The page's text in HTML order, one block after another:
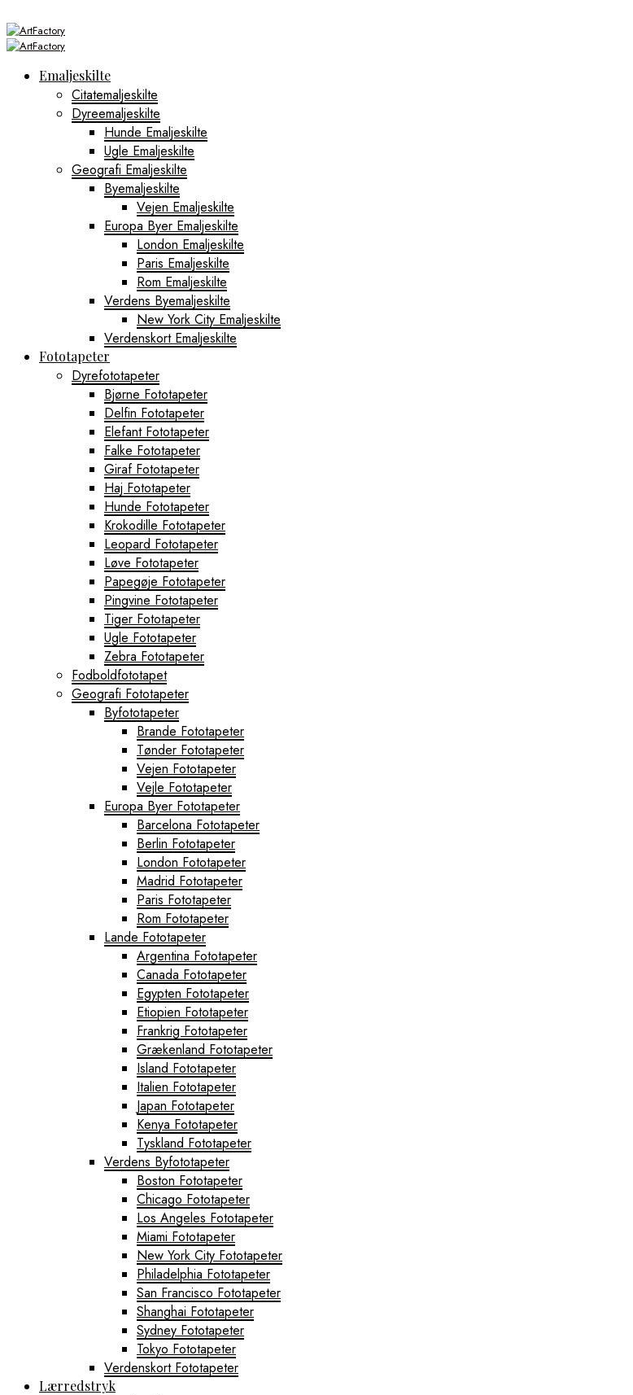
Emaljeskilte
Citatemaljeskilte
Dyreemaljeskilte
Hunde Emaljeskilte
Ugle Emaljeskilte
Geografi Emaljeskilte
Byemaljeskilte
Vejen Emaljeskilte
Europa Byer Emaljeskilte
London Emaljeskilte
Paris Emaljeskilte
Rom Emaljeskilte
Verdens Byemaljeskilte
New York City Emaljeskilte
Verdenskort Emaljeskilte
Fototapeter
Dyrefototapeter
Bjørne Fototapeter
Delfin Fototapeter
Elefant Fototapeter
Falke Fototapeter
Giraf Fototapeter
Haj Fototapeter
Hunde Fototapeter
Krokodille Fototapeter
Leopard Fototapeter
Løve Fototapeter
Papegøje Fototapeter
Pingvine Fototapeter
Tiger Fototapeter
Ugle Fototapeter
Zebra Fototapeter
Fodboldfototapet
Geografi Fototapeter
Byfototapeter
Brande Fototapeter
Tønder Fototapeter
Vejen Fototapeter
Vejle Fototapeter
Europa Byer Fototapeter
Barcelona Fototapeter
Berlin Fototapeter
London Fototapeter
Madrid Fototapeter
Paris Fototapeter
Rom Fototapeter
Lande Fototapeter
Argentina Fototapeter
Canada Fototapeter
Egypten Fototapeter
Etiopien Fototapeter
Frankrig Fototapeter
Grækenland Fototapeter
Island Fototapeter
Italien Fototapeter
Japan Fototapeter
Kenya Fototapeter
Tyskland Fototapeter
Verdens Byfototapeter
Boston Fototapeter
Chicago Fototapeter
Los Angeles Fototapeter
Miami Fototapeter
New York City Fototapeter
Philadelphia Fototapeter
San Francisco Fototapeter
Shanghai Fototapeter
Sydney Fototapeter
Tokyo Fototapeter
Verdenskort Fototapeter
Lærredstryk